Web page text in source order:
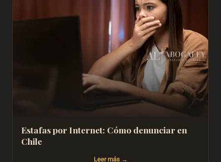
Estafas por Internet: Cómo denunciar en
Chile
Leer más